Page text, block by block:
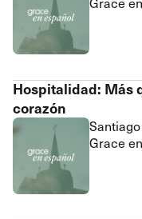
Hospitalidad: Más
corazón
Grace